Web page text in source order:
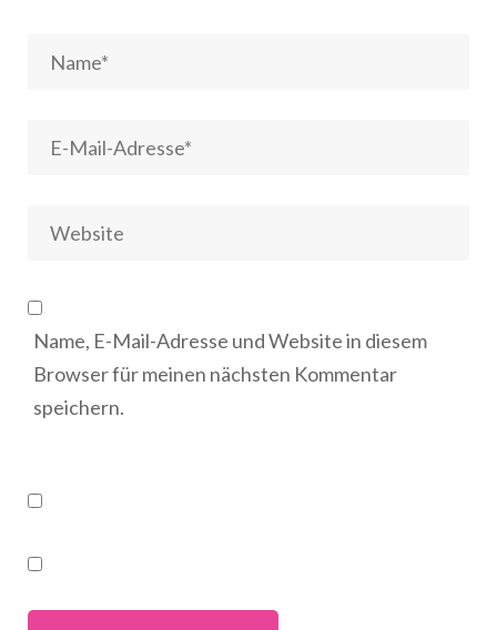
Name, E-Mail-Adresse und Website in diesem
Browser für meinen nächsten Kommentar
speichern.